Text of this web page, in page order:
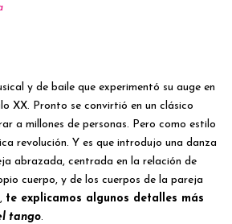
y de baile que experimentó su auge en
XX. Pronto se convirtió en un clásico
a millones de personas. Pero como estilo
revolución. Y es que introdujo una danza
abrazada, centrada en la relación de
cuerpo, y de los cuerpos de la pareja
te explicamos algunos detalles más
tango.